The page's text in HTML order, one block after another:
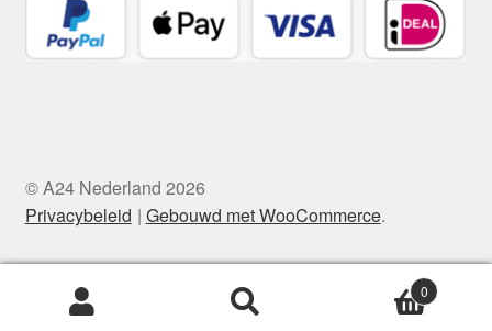
© A24 Nederland 2026
Privacybeleid
Gebouwd met WooCommerce.
Zoeken
0